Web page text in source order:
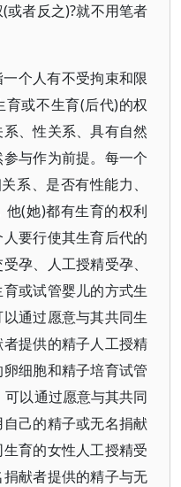
或者反之)?就不用笔者
个人有不受拘束和限
或不生育(后代)的权
、性关系、具有自然
与作为前提。每一个
系、是否有性能力、
(她)都有生育的权利
要行使其生育后代的
孕、人工授精受孕、
或试管婴儿的方式生
通过愿意与其共同生
提供的精子人工授精
细胞和精子培育试管
以通过愿意与其共同
己的精子或无名捐献
育的女性人工授精受
献者提供的精子与无